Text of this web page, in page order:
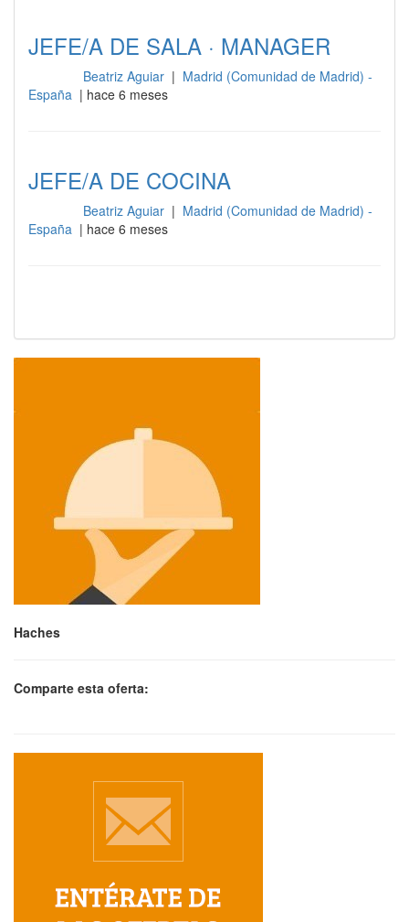
JEFE/A DE SALA · MANAGER
Beatriz Aguiar | Madrid (Comunidad de Madrid) -
España | hace 6 meses
JEFE/A DE COCINA
Beatriz Aguiar | Madrid (Comunidad de Madrid) -
España | hace 6 meses
Haches
Comparte esta oferta: